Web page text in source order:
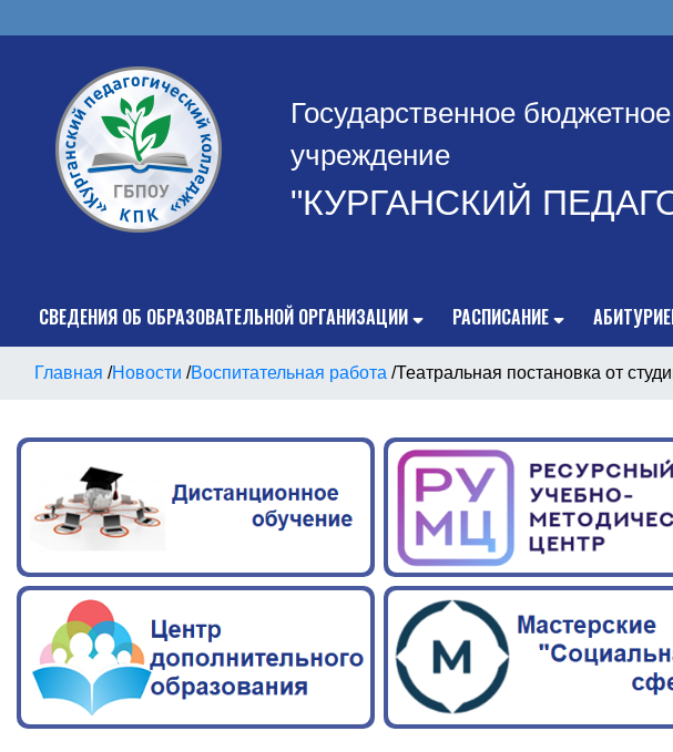
Государственное
учреждение
"КУРГАНСКИЙ
СВЕДЕНИЯ ОБ ОБРАЗОВАТЕЛЬНОЙ ОРГАНИЗАЦИИ РАСПИСАНИЕ
Главная /Новости /Воспитательная работа /Театральная постановка от